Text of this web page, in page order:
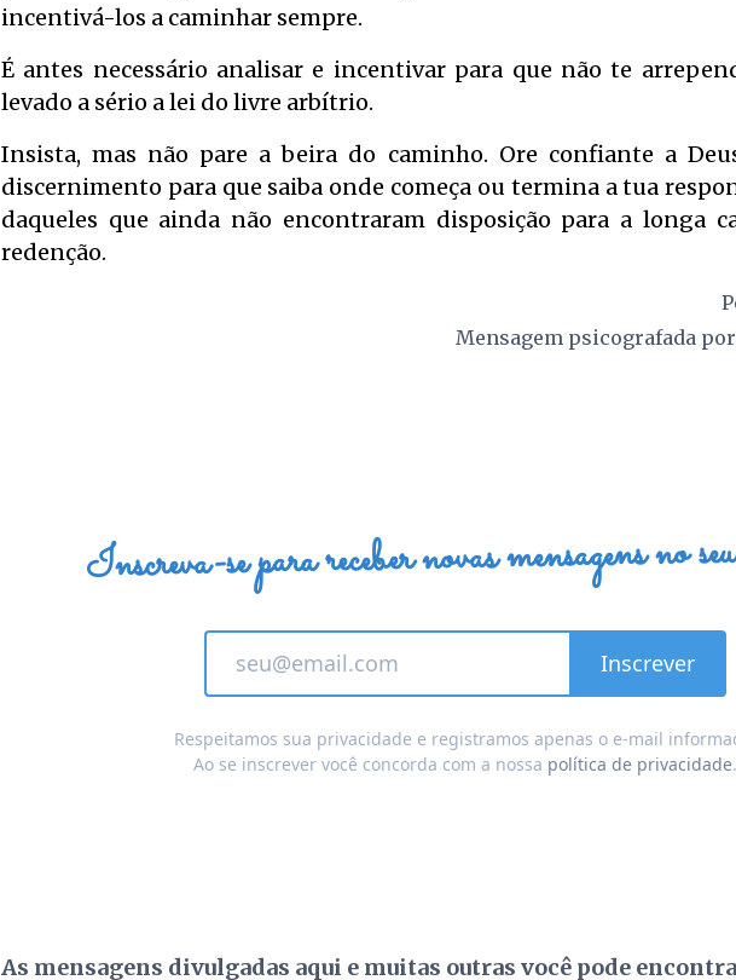
incentivá-los a caminhar sempre.
É antes necessário analisar e incentivar para que não te
levado a sério a lei do livre arbítrio.
Insista, mas não pare a beira do caminho. Ore confiante a
discernimento para que saiba onde começa ou termina a tua
daqueles que ainda não encontraram disposição para a longa
redenção.
Mensagem psicografada por
Inscreva-se para receber novas mensagens no
Respeitamos sua privacidade e registramos apenas o e-mail
Ao se inscrever você concorda com a nossa política de privacidade.
As mensagens divulgadas aqui e muitas outras você pode